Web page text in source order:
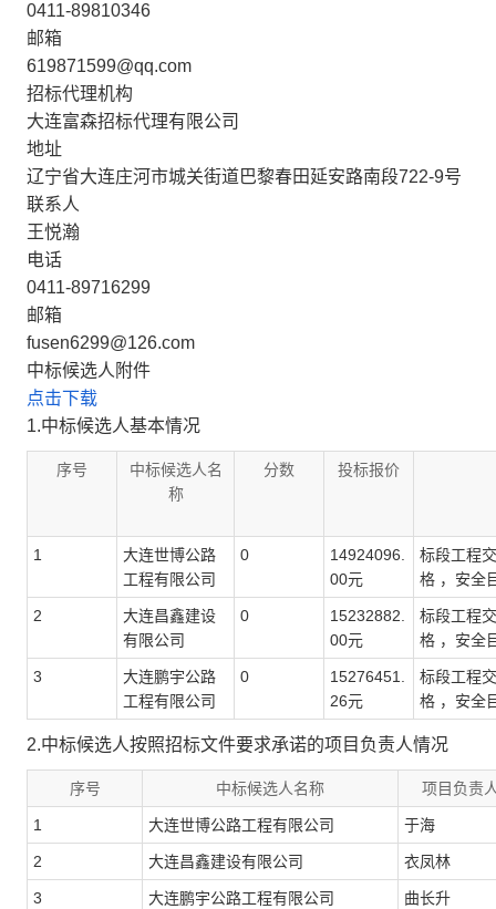
0411-89810346
邮箱
619871599@qq.com
招标代理机构
大连富森招标代理有限公司
地址
辽宁省大连庄河市城关街道巴黎春田延安路南段722-9号
联系人
王悦瀚
电话
0411-89716299
邮箱
fusen6299@126.com
中标候选人附件
点击下载
1.中标候选人基本情况
序号
中标候选人名
称
分数 投标报价
1
大连世博公路
工程有限公司
0
14924096.
00元
标段工程
格 ，安全
2
大连昌鑫建设
有限公司
0
15232882.
00元
标段工程
格 ，安全
3
大连鹏宇公路
工程有限公司
0
15276451.
26元
标段工程
格 ，安全
2.中标候选人按照招标文件要求承诺的项目负责人情况
序号 中标候选人名称 项目负责
1 大连世博公路工程有限公司 于海
2 大连昌鑫建设有限公司 衣凤林
3 大连鹏宇公路工程有限公司 曲长升